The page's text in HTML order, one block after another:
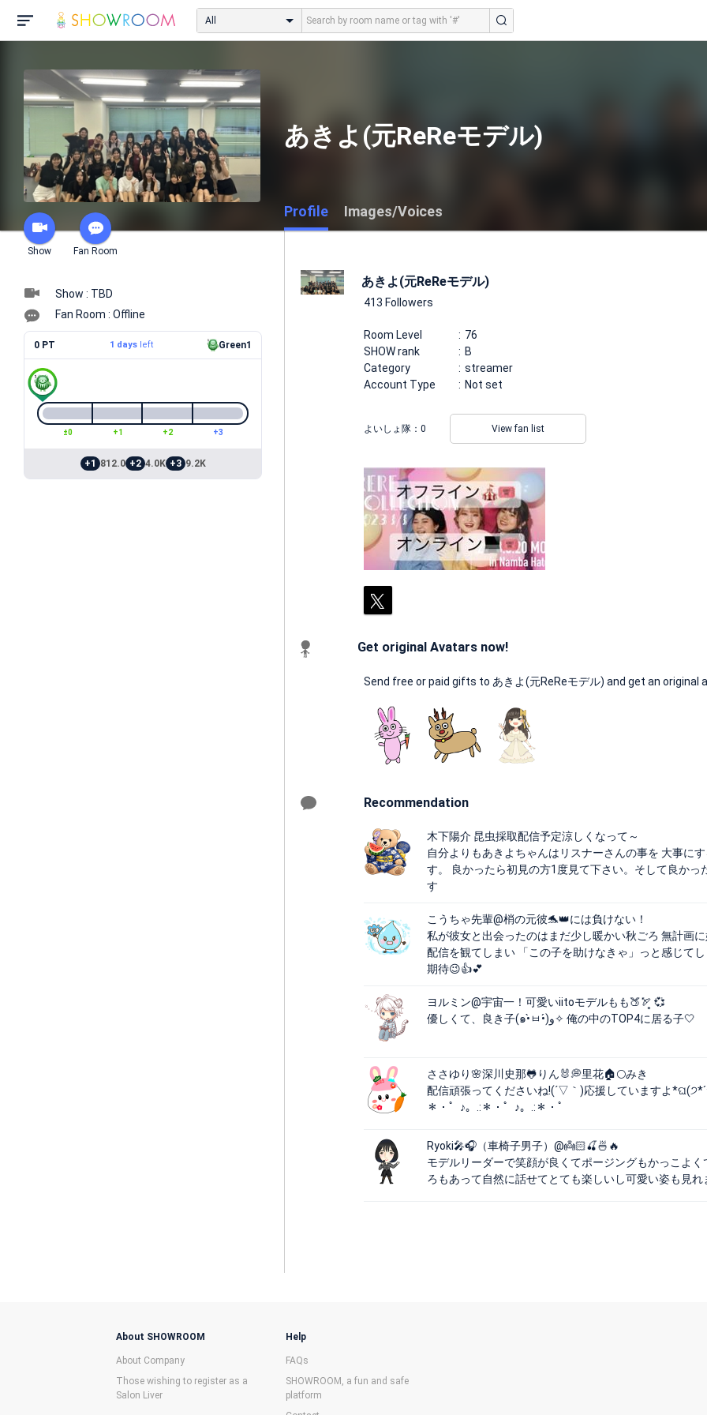
All
Show Fan Room
あきよ(元ReReモデル)
Profile Images/Voices
Show : TBD
Fan Room : Offline
0 PT 1 daysleft Green1
±0 +1 +2 +3
+1 812.0 +2 4.0K +3 9.2K
あきよ(元ReReモデル)
413 Followers
Room Level
76
SHOW rank
B
Category
streamer
Account Type
Not set
よいしょ隊： 0 View fan list
Get original Avatars now!
Send free or paid gifts to あきよ(元ReReモデル) and get an original
Recommendation
木下陽介 昆虫採取配信予定涼しくなって～
自分よりもあきよちゃんはリスナーさんの事を 大事に
す。 良かったら初見の方1度見て下さい。そして良か
す
こうちゃ先輩@梢の元彼🐬👑には負けない！
私が彼女と出会ったのはまだ少し暖かい秋ごろ 無計画
配信を観てしまい 「この子を助けなきゃ」っと感じて
期待😉👍💕
ヨルミン@宇宙一！可愛いiitoモデルもも🍑🏹͙ 💞
優しくて、良き子(๑•̀ㅂ•́)و✧ 俺の中のTOP4に居る子🤍
ささゆり🌸深川史那🐸りん🐰💭里花🏠🌕みき
配信頑張ってくださいね!(´▽｀)応援していますよ
＊・゜♪。.:＊・゜♪。.:＊・゜
Ryoki🎤🎧（車椅子男子）@👼🏻🍒🍜🔥
モデルリーダーで笑顔が良くてポージングもかっこよ
ろもあって自然に話せてとても楽しいし可愛い姿も見
About SHOWROOM
About Company
Those wishing to register as a
Salon Liver
Help
FAQs
SHOWROOM, a fun and safe
platform